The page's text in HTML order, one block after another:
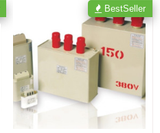
BestSeller